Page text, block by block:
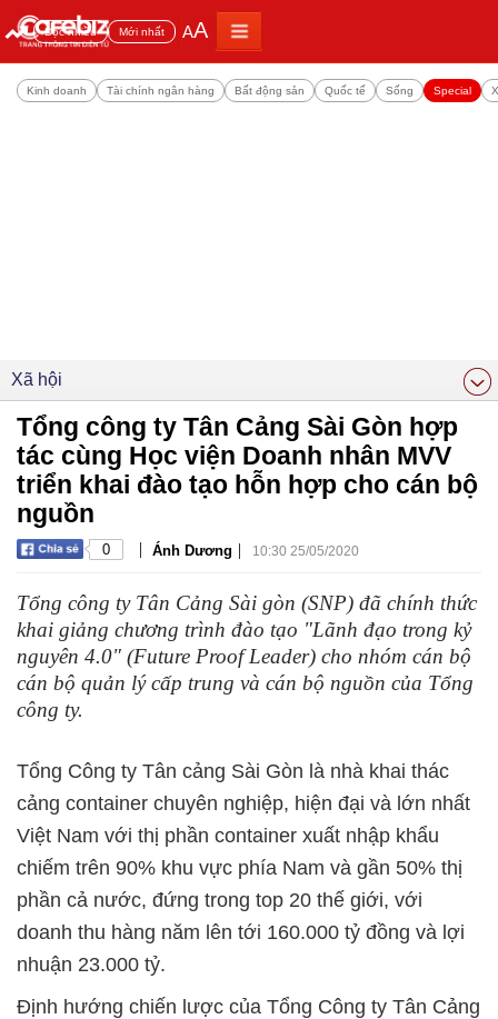
Đọc nhiều Mới nhất AA
Kinh doanh Tài chính ngân hàng Bất động sản Quốc tế Sống Special
Xã hội
Tổng công ty Tân Cảng Sài Gòn hợp
tác cùng Học viện Doanh nhân MVV
triển khai đào tạo hỗn hợp cho cán bộ
nguồn
0 | Ánh Dương | 10:30 25/05/2020
Tổng công ty Tân Cảng Sài gòn (SNP) đã chính thức
khai giảng chương trình đào tạo "Lãnh đạo trong kỷ
nguyên 4.0" (Future Proof Leader) cho nhóm cán bộ
cán bộ quản lý cấp trung và cán bộ nguồn của Tổng
công ty.
Tổng Công ty Tân cảng Sài Gòn là nhà khai thác
cảng container chuyên nghiệp, hiện đại và lớn nhất
Việt Nam với thị phần container xuất nhập khẩu
chiếm trên 90% khu vực phía Nam và gần 50% thị
phần cả nước, đứng trong top 20 thế giới, với
doanh thu hàng năm lên tới 160.000 tỷ đồng và lợi
nhuận 23.000 tỷ.
Định hướng chiến lược của Tổng Công ty Tân Cảng